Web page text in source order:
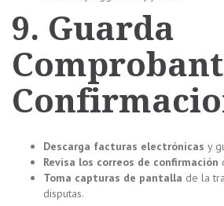
9. Guarda
Descarga facturas electrónicas y
Revisa los correos de confirmación
Toma capturas de pantalla de la
disputas.